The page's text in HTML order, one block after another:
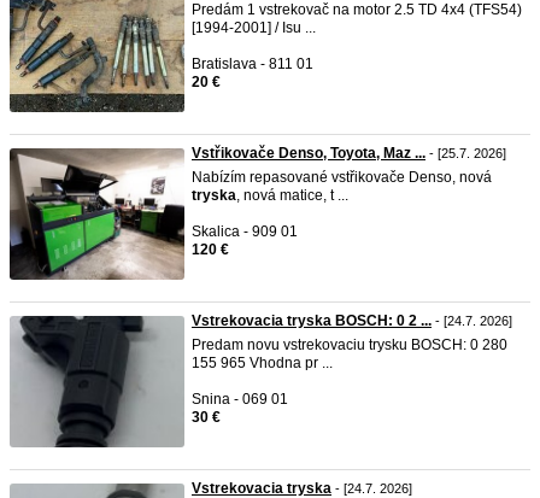
Predám 1 vstrekovač na motor 2.5 TD 4x4 (TFS54)
[1994-2001] / Isu ...
Bratislava - 811 01
20 €
Vstřikovače Denso, Toyota, Maz ... - [25.7. 2026]
Nabízím repasované vstřikovače Denso, nová
tryska, nová matice, t ...
Skalica - 909 01
120 €
Vstrekovacia tryska BOSCH: 0 2 ... - [24.7. 2026]
Predam novu vstrekovaciu trysku BOSCH: 0 280
155 965 Vhodna pr ...
Snina - 069 01
30 €
Vstrekovacia tryska - [24.7. 2026]